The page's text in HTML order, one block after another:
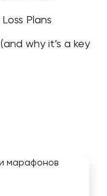
Plans
why it’s a key